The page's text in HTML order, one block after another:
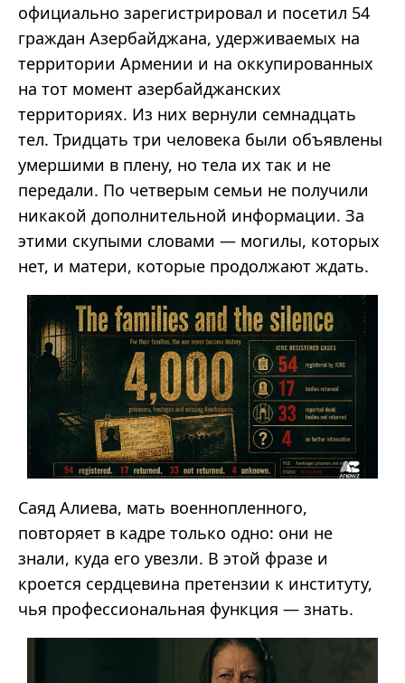
официально зарегистрировал и посетил 54
граждан Азербайджана, удерживаемых на
территории Армении и на оккупированных
на тот момент азербайджанских
территориях. Из них вернули семнадцать
тел. Тридцать три человека были объявлены
умершими в плену, но тела их так и не
передали. По четверым семьи не получили
никакой дополнительной информации. За
этими скупыми словами — могилы, которых
нет, и матери, которые продолжают ждать.
Саяд Алиева, мать военнопленного,
повторяет в кадре только одно: они не
знали, куда его увезли. В этой фразе и
кроется сердцевина претензии к институту,
чья профессиональная функция — знать.